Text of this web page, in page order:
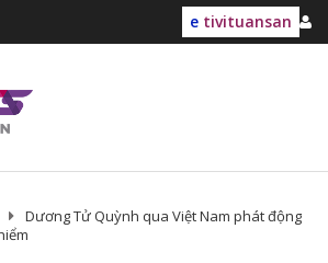
e tivituansan
Dương Tử Quỳnh qua Việt Nam phát động